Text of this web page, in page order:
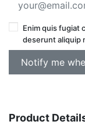
Enim quis fugiat
deserunt aliquip
Product